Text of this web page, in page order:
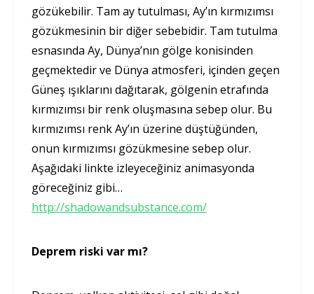
gözükebilir. Tam ay tutulması, Ay’ın kırmızımsı
gözükmesinin bir diğer sebebidir. Tam tutulma
esnasında Ay, Dünya’nın gölge konisinden
geçmektedir ve Dünya atmosferi, içinden geçen
Güneş ışıklarını dağıtarak, gölgenin etrafında
kırmızımsı bir renk oluşmasına sebep olur. Bu
kırmızımsı renk Ay’ın üzerine düştüğünden,
onun kırmızımsı gözükmesine sebep olur.
Aşağıdaki linkte izleyeceğiniz animasyonda
göreceğiniz gibi…
http://shadowandsubstance.com/
Deprem riski var mı?